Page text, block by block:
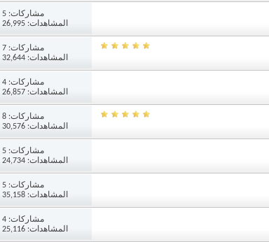
مشاركات:5
المشاهدات: 26,995
مشاركات:7
المشاهدات: 32,644
مشاركات:4
المشاهدات: 26,857
مشاركات:8
المشاهدات: 30,576
مشاركات:5
المشاهدات: 24,734
مشاركات:5
المشاهدات: 35,158
مشاركات:4
المشاهدات: 25,116